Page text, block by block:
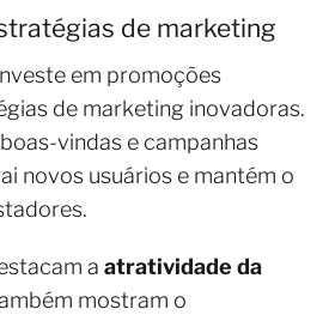
de marketing
em promoções
de marketing inovadoras.
vindas e campanhas
novos usuários e mantém o
a atratividade da
mostram o